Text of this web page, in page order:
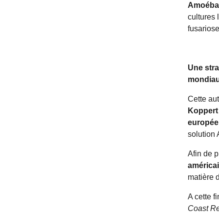
cultures
Une
Cette
solution
Afin de
matière
A cette
Coast